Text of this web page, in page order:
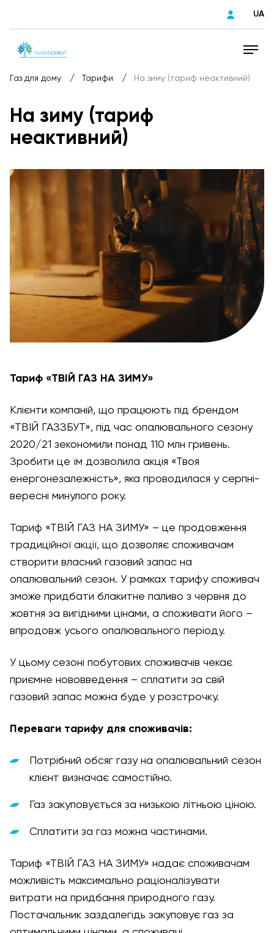
UA
Газ для дому / Тарифи / На зиму (тариф неактивний)
На зиму (тариф
неактивний)
Тариф «ТВІЙ ГАЗ НА ЗИМУ»
Клієнти компаній, що працюють під брендом
«ТВІЙ ГАЗЗБУТ», під час опалювального сезону
2020/21 зекономили понад 110 млн гривень.
Зробити це їм дозволила акція «Твоя
енергонезалежність», яка проводилася у серпні-
вересні минулого року.
Тариф «ТВІЙ ГАЗ НА ЗИМУ» – це продовження
традиційної акції, що дозволяє споживачам
створити власний газовий запас на
опалювальний сезон. У рамках тарифу споживач
зможе придбати блакитне паливо з червня до
жовтня за вигідними цінами, а споживати його –
впродовж усього опалювального періоду.
У цьому сезоні побутових споживачів чекає
приємне нововведення – сплатити за свій
газовий запас можна буде у розстрочку.
Переваги тарифу для споживачів:
Потрібний обсяг газу на опалювальний сезон
клієнт визначає самостійно.
Газ закуповується за низькою літньою ціною.
Сплатити за газ можна частинами.
Тариф «ТВІЙ ГАЗ НА ЗИМУ» надає споживачам
можливість максимально раціоналізувати
витрати на придбання природного газу.
Постачальник заздалегідь закуповує газ за